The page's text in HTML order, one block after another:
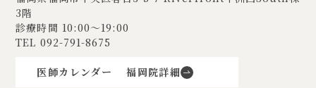
3階
診療時間 10:00〜19:00
TEL 092-791-8675
医師カレンダー 福岡院詳細